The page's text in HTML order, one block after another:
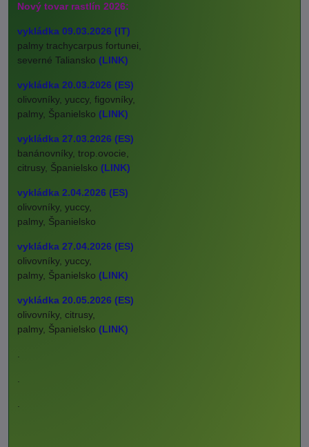
Nový tovar rastlín 2026:
vykládka 09.03.2026 (IT)
palmy trachycarpus fortunei,
severné Taliansko (LINK)
vykládka 20.03.2026 (ES)
olivovníky, yuccy, figovníky,
palmy, Španielsko (LINK)
vykládka 27.03.2026 (ES)
banánovníky, trop.ovocie,
citrusy, Španielsko (LINK)
vykládka 2.04.2026 (ES)
olivovníky, yuccy,
palmy, Španielsko
vykládka 27.04.2026 (ES)
olivovníky, yuccy,
palmy, Španielsko (LINK)
vykládka 20.05.2026 (ES)
olivovníky, citrusy,
palmy, Španielsko (LINK)
.
.
.